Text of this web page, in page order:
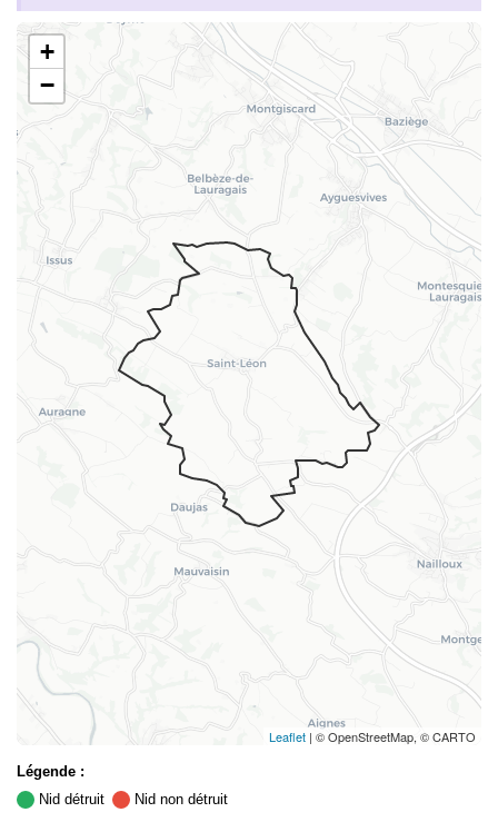
+
−
Leaflet | © OpenStreetMap, © CARTO
Légende :
Nid détruit
Nid non détruit